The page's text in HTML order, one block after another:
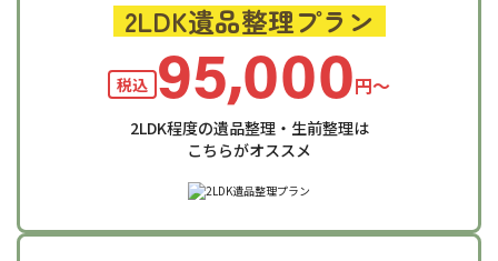
2LDK遺品整理プラン
税込 95,000円〜
2LDK程度の遺品整理・生前整理は
こちらがオススメ